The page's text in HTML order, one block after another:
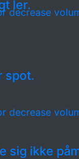
decrease
ler.
decrease
spot.
sig ikke